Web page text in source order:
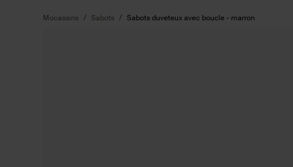
Mocassins Sabots Sabots duveteux avec boucle - marron